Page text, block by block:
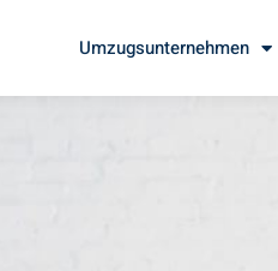
Umzugsunternehmen